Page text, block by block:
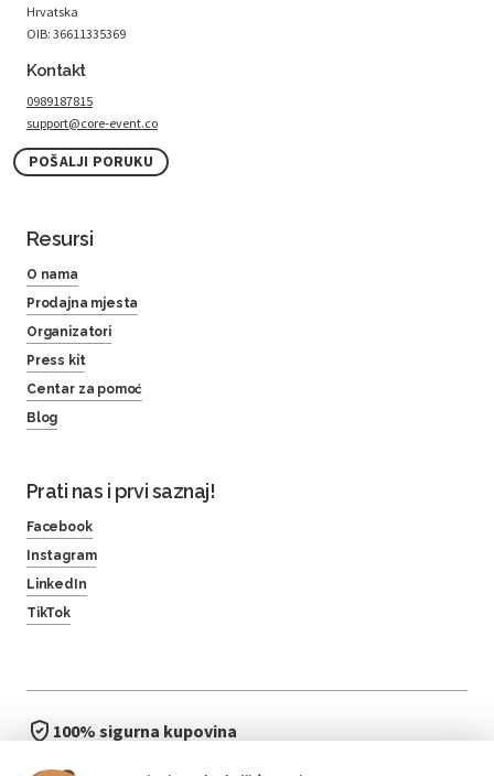
Hrvatska
OIB: 36611335369
Kontakt
0989187815
support@core-event.co
POŠALJI PORUKU
Resursi
O nama
Prodajna mjesta
Organizatori
Press kit
Centar za pomoć
Blog
Prati nas i prvi saznaj!
Facebook
Instagram
LinkedIn
TikTok
100% sigurna kupovina